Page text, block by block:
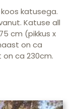
katusega.
Katuse all
cm (pikkus x
on ca
ca 230cm.